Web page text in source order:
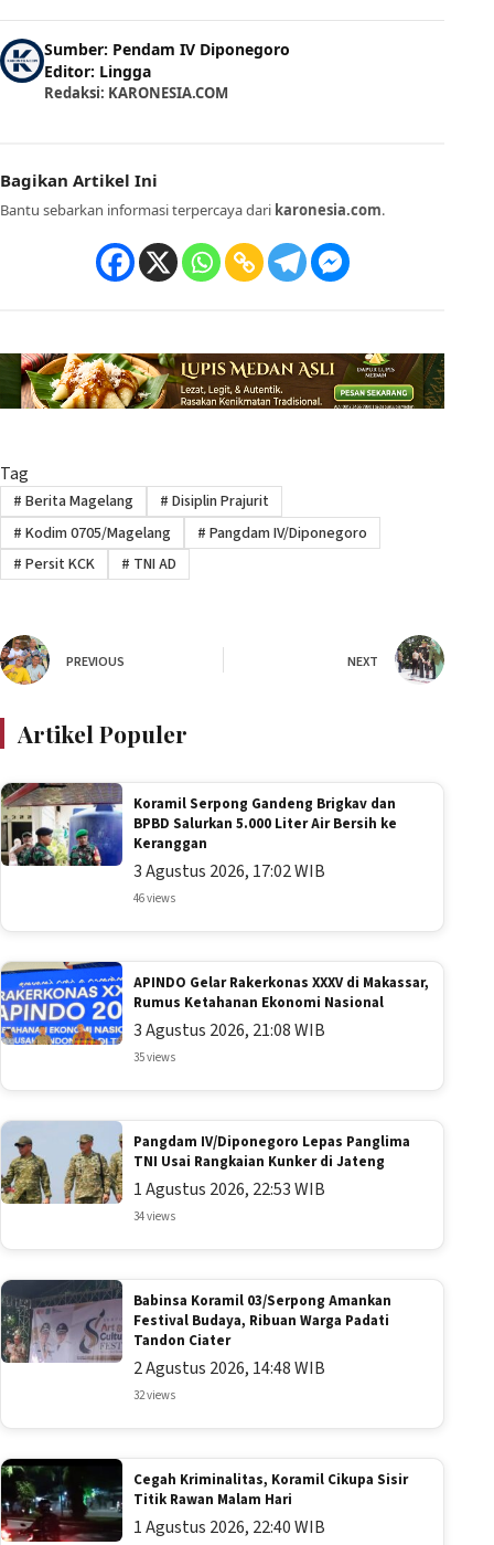
Sumber: Pendam IV Diponegoro
Editor: Lingga
Redaksi: KARONESIA.COM
Bagikan Artikel Ini
Bantu sebarkan informasi terpercaya dari karonesia.com.
Tag
# Berita Magelang # Disiplin Prajurit
# Kodim 0705/Magelang # Pangdam IV/Diponegoro
# Persit KCK # TNI AD
PREVIOUS NEXT
Artikel Populer
Koramil Serpong Gandeng Brigkav dan
BPBD Salurkan 5.000 Liter Air Bersih ke
Keranggan
3 Agustus 2026, 17:02 WIB
46 views
APINDO Gelar Rakerkonas XXXV di Makassar,
Rumus Ketahanan Ekonomi Nasional
3 Agustus 2026, 21:08 WIB
35 views
Pangdam IV/Diponegoro Lepas Panglima
TNI Usai Rangkaian Kunker di Jateng
1 Agustus 2026, 22:53 WIB
34 views
Babinsa Koramil 03/Serpong Amankan
Festival Budaya, Ribuan Warga Padati
Tandon Ciater
2 Agustus 2026, 14:48 WIB
32 views
Cegah Kriminalitas, Koramil Cikupa Sisir
Titik Rawan Malam Hari
1 Agustus 2026, 22:40 WIB